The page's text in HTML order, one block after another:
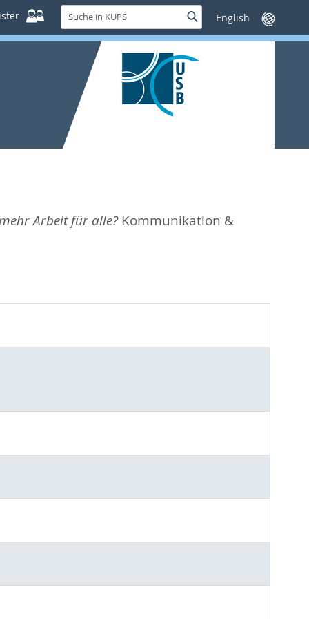
Suche
in
KUPS
SucheSprache
wechseln
Arbeit für alle? Kommunikation &